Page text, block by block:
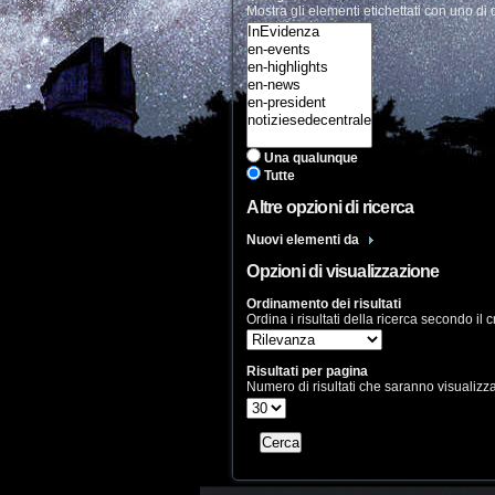
Mostra gli elementi etichettati con uno
Una qualunque
Tutte
Altre opzioni di ricerca
Nuovi elementi da
Opzioni di visualizzazione
Ordinamento dei risultati
Ordina i risultati della ricerca secondo il
Risultati per pagina
Numero di risultati che saranno